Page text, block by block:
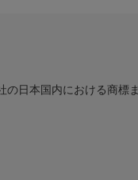
日本国内における商標